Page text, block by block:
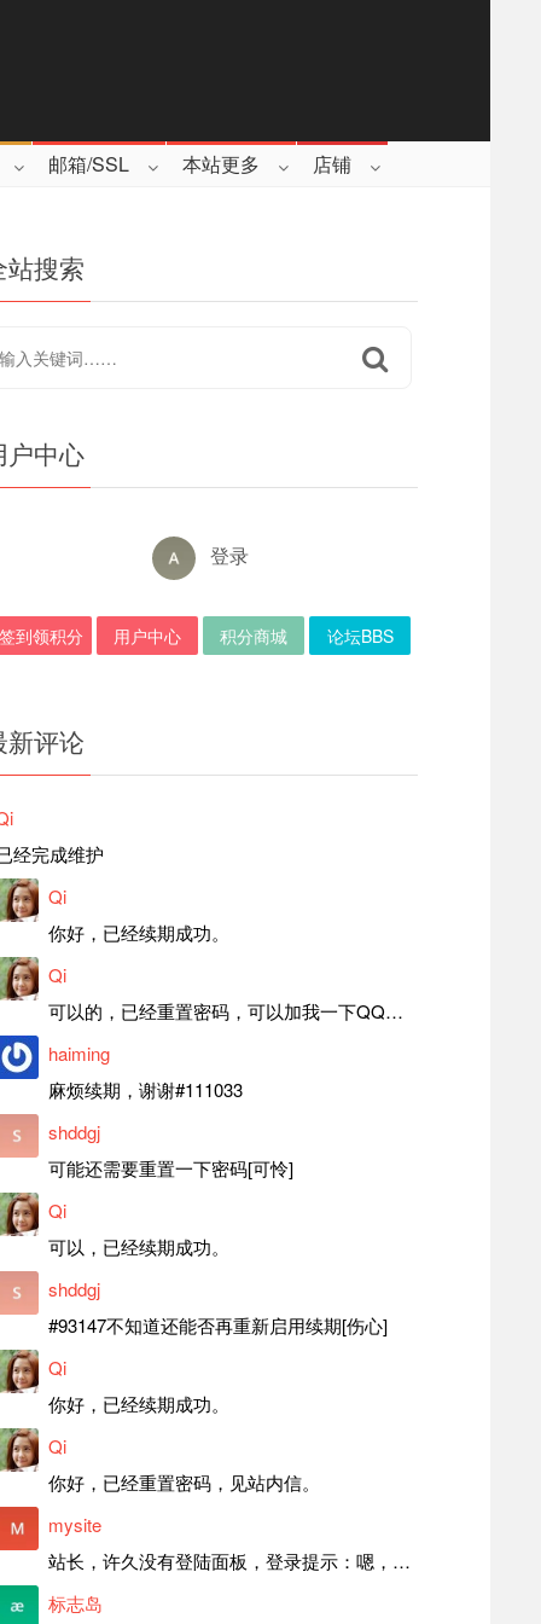
邮箱/SSL 本站更多 店铺
站搜索
户中心
登录
签到领积分 用户中心 积分商城 论坛BBS
新评论
经完成维护
Qi
你好，已经续期成功。
Qi
可以的，已经重置密码，可以加我一下QQ，留言后我就发密码给你。
haiming
麻烦续期，谢谢#111033
shddgj
可能还需要重置一下密码[可怜]
Qi
可以，已经续期成功。
shddgj
#93147不知道还能否再重新启用续期[伤心]
Qi
你好，已经续期成功。
Qi
你好，已经重置密码，见站内信。
mysite
站长，许久没有登陆面板，登录提示：嗯，登录详细信息似乎不正确。请重试。 网站还可以正常使用。如果是密码问题请帮忙重置一下密码。谢谢。订单号：97790，账号：aa20210950。 站长，提交了工单，你回复续期成功，不过我的问题是面部登陆信息有问题，一直是初始密码，现在无法登陆，有时间麻烦排查一下。
标志岛